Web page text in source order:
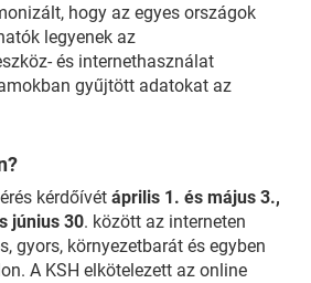
hogy az egyes országok
legyenek az
és internethasználat
gyűjtött adatokat az
kérdőívét április 1. és május 3.,
június 30. között az interneten
gyors, környezetbarát és egyben
A KSH elkötelezett az online